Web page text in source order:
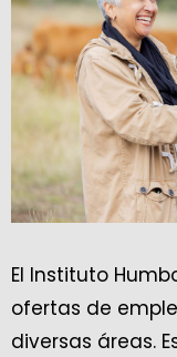
El Instituto
ofertas de
diversas áreas.